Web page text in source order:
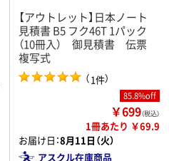
【アウトレット】日本ノート
見積書 B5 フク46T 1パック
（10冊入） 御見積書 伝票
複写式
（1件）
85.8%off
￥699（税込）
1冊あたり ￥69.9
お届け日：8月11日（火）
アスクル在庫商品